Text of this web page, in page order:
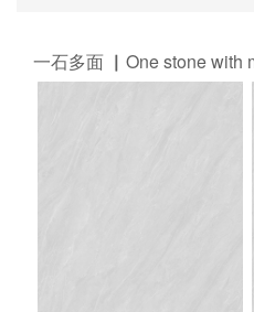
一石多面 ▏One stone with